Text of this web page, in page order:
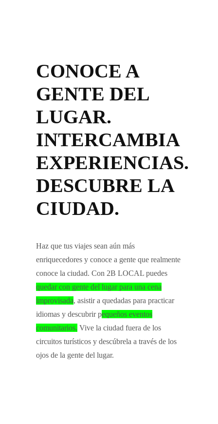
CONOCE A
GENTE DEL
LUGAR.
INTERCAMBIA
EXPERIENCIAS.
DESCUBRE LA
CIUDAD.
Haz que tus viajes sean aún más
enriquecedores y conoce a gente que realmente
conoce la ciudad. Con 2B LOCAL puedes
quedar con gente del lugar para una cena
improvisada, asistir a quedadas para practicar
idiomas y descubrir pequeños eventos
comunitarios. Vive la ciudad fuera de los
circuitos turísticos y descúbrela a través de los
ojos de la gente del lugar.